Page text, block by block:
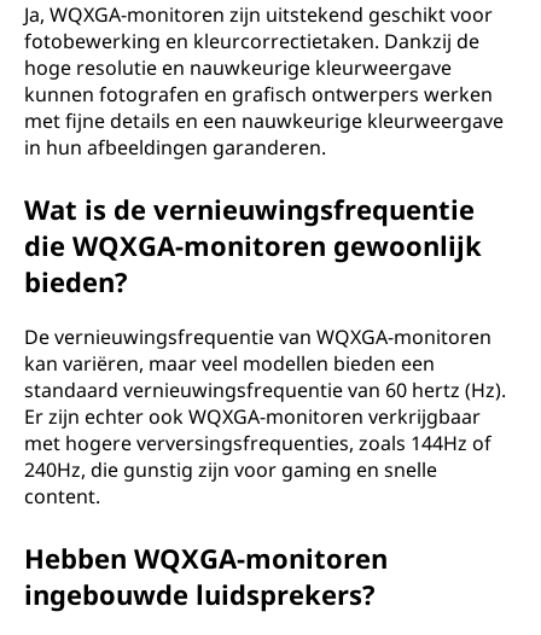
Ja, WQXGA-monitoren zijn uitstekend geschikt voor
fotobewerking en kleurcorrectietaken. Dankzij de
hoge resolutie en nauwkeurige kleurweergave
kunnen fotografen en grafisch ontwerpers werken
met fijne details en een nauwkeurige kleurweergave
in hun afbeeldingen garanderen.
Wat is de vernieuwingsfrequentie
die WQXGA-monitoren gewoonlijk
bieden?
De vernieuwingsfrequentie van WQXGA-monitoren
kan variëren, maar veel modellen bieden een
standaard vernieuwingsfrequentie van 60 hertz (Hz).
Er zijn echter ook WQXGA-monitoren verkrijgbaar
met hogere verversingsfrequenties, zoals 144Hz of
240Hz, die gunstig zijn voor gaming en snelle
content.
Hebben WQXGA-monitoren
ingebouwde luidsprekers?